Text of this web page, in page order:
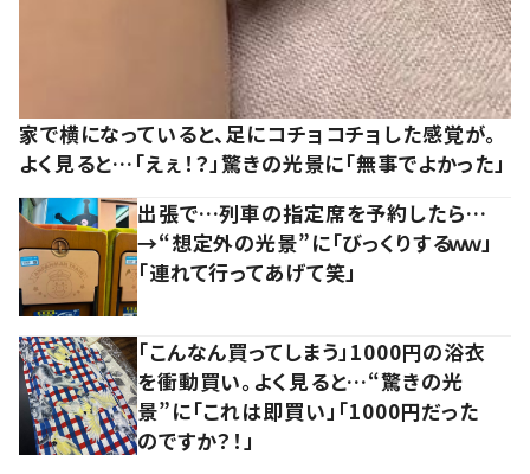
家で横になっていると、足にコチョコチョした感覚が。
よく見ると…「えぇ！？」驚きの光景に「無事でよかった」
出張で…列車の指定席を予約したら…
→“想定外の光景”に「びっくりするｗｗ」
「連れて行ってあげて笑」
「こんなん買ってしまう」1000円の浴衣
を衝動買い。よく見ると…“驚きの光
景”に「これは即買い」「1000円だった
のですか？！」